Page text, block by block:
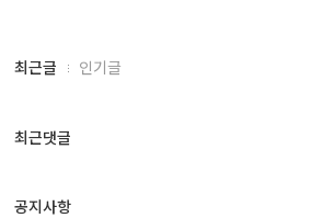
최
과
글
최근글 인기글
최근댓글
공지사항